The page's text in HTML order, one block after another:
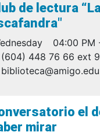
de lectura
04:00 PM
448 76 66 ext
el
mirar